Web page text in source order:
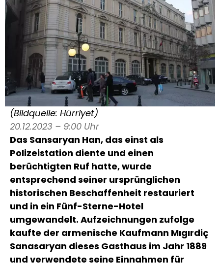
(Bildquelle: Hürriyet)
20.12.2023 – 9:00 Uhr
Das Sansaryan Han, das einst als
Polizeistation diente und einen
berüchtigten Ruf hatte, wurde
entsprechend seiner ursprünglichen
historischen Beschaffenheit restauriert
und in ein Fünf-Sterne-Hotel
umgewandelt. Aufzeichnungen zufolge
kaufte der armenische Kaufmann Mıgırdiç
Sanasaryan dieses Gasthaus im Jahr 1889
und verwendete seine Einnahmen für